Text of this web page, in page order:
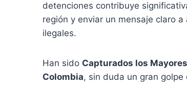
detenciones contribuye
región y enviar un mensaje claro
ilegales.
Han sido Capturados los
Colombia, sin duda un gran